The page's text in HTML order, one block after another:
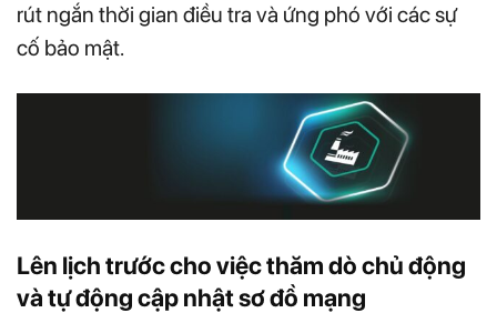
rút ngắn thời gian điều tra và ứng phó với các sự
cố bảo mật.
Lên lịch trước cho việc thăm dò chủ động
và tự động cập nhật sơ đồ mạng